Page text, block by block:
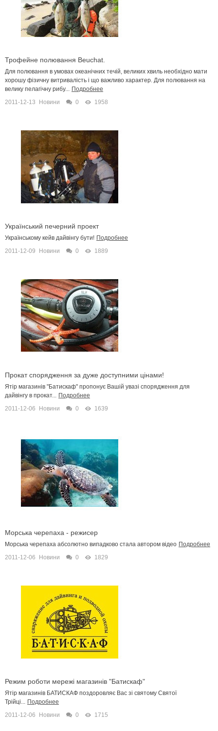
Трофейне полювання Beuchat.
Для полювання в умовах океанічних течій, великих хвиль необхідно мати
хорошу фізичну витривалість і що важливо характер. Для полювання на
велику пелагічну рибу... Подробнее
2011-12-13
Новини 0 1958
Український печерний проект
Українському кейв дайвінгу бути! Подробнее
2011-12-09
Новини 0 1889
Прокат спорядження за дуже доступними цінами!
Ятір магазинів "Батискаф" пропонує Вашій увазі спорядження для
дайвінгу в прокат... Подробнее
2011-12-06
Новини 0 1639
Морська черепаха - режисер
Морська черепаха абсолютно випадково стала автором відео Подробнее
2011-12-06
Новини 0 1829
Режим роботи мережі магазинів "Батискаф"
Ятір магазинів БАТИСКАФ поздоровляє Вас зі святому Святої
Трійці... Подробнее
2011-12-06
Новини 0 1715